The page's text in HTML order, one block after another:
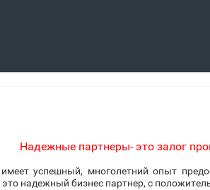
Надежные партнеры- это залог
успешный, многолетний опыт
надежный бизнес партнер, с